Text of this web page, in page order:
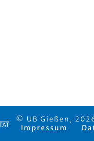
© UB Gießen,
Impressum